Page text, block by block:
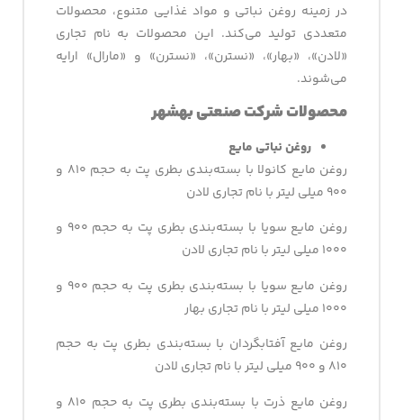
در زمینه روغن نباتی و مواد غذایی متنوع، محصولات
متعددی تولید می‌کند. این محصولات به نام تجاری
«لادن»، «بهار»، «نسترن»، «نسترن» و «مارال» ارایه
می‌شوند.
محصولات شرکت صنعتی بهشهر
روغن نباتی مایع
روغن مایع کانولا با بسته‌بندی بطری پت به حجم ۸۱۰ و
۹۰۰ میلی لیتر با نام تجاری لادن
روغن مایع سویا با بسته‌بندی بطری پت به حجم ۹۰۰ و
۱۰۰۰ میلی لیتر با نام تجاری لادن
روغن مایع سویا با بسته‌بندی بطری پت به حجم ۹۰۰ و
۱۰۰۰ میلی لیتر با نام تجاری بهار
روغن مایع آفتابگردان با بسته‌بندی بطری پت به حجم
۸۱۰ و ۹۰۰ میلی لیتر با نام تجاری لادن
روغن مایع ذرت با بسته‌بندی بطری پت به حجم ۸۱۰ و